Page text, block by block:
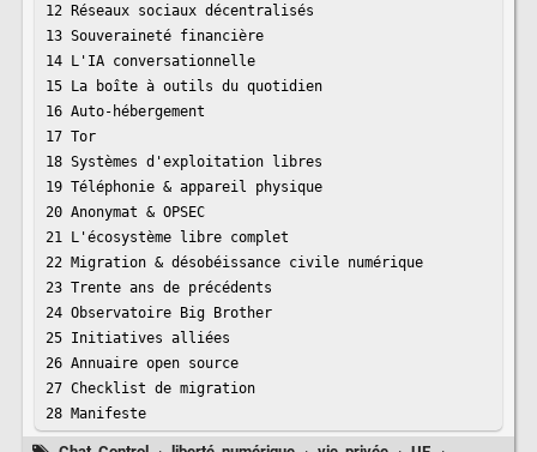
12 Réseaux sociaux décentralisés
13 Souveraineté financière
14 L'IA conversationnelle
15 La boîte à outils du quotidien
16 Auto-hébergement
17 Tor
18 Systèmes d'exploitation libres
19 Téléphonie & appareil physique
20 Anonymat & OPSEC
21 L'écosystème libre complet
22 Migration & désobéissance civile numérique
23 Trente ans de précédents
24 Observatoire Big Brother
25 Initiatives alliées
26 Annuaire open source
27 Checklist de migration
28 Manifeste